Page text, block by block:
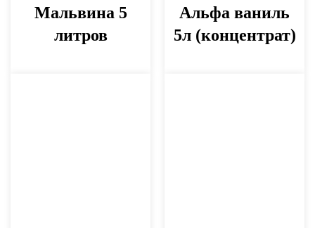
Мальвина 5
литров
Альфа ваниль
5л (концентрат)